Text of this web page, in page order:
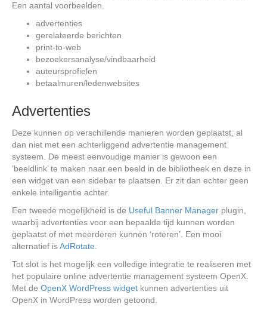
Een aantal voorbeelden.
advertenties
gerelateerde berichten
print-to-web
bezoekersanalyse/vindbaarheid
auteursprofielen
betaalmuren/ledenwebsites
Advertenties
Deze kunnen op verschillende manieren worden geplaatst, al
dan niet met een achterliggend advertentie management
systeem. De meest eenvoudige manier is gewoon een
‘beeldlink’ te maken naar een beeld in de bibliotheek en deze in
een widget van een sidebar te plaatsen. Er zit dan echter geen
enkele intelligentie achter.
Een tweede mogelijkheid is de Useful Banner Manager plugin,
waarbij advertenties voor een bepaalde tijd kunnen worden
geplaatst of met meerderen kunnen ‘roteren’. Een mooi
alternatief isAdRotate
Tot slot is het mogelijk een volledige integratie te realiseren met
het populaire online advertentie management systeem OpenX.
Met de OpenX WordPress widget kunnen advertenties uit
OpenX in WordPress worden getoond.